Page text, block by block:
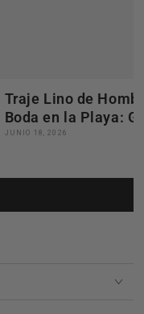
Traje Lino de
Boda en la Playa:
JUNIO 18, 2026